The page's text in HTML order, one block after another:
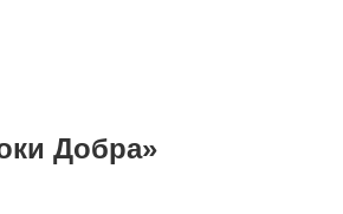
Добра»